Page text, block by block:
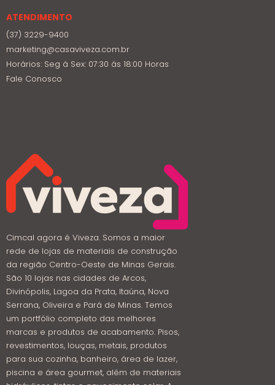
ATENDIMENTO
(37) 3229-9400
marketing@casaviveza.com.br
Horários: Seg á Sex: 07:30 ás 18:00 Horas
Fale Conosco
Cimcal agora é Viveza. Somos a maior
rede de lojas de materiais de construção
da região Centro-Oeste de Minas Gerais.
São 10 lojas nas cidades de Arcos,
Divinópolis, Lagoa da Prata, Itaúna, Nova
Serrana, Oliveira e Pará de Minas. Temos
um portfólio completo das melhores
marcas e produtos de acabamento. Pisos,
revestimentos, louças, metais, produtos
para sua cozinha, banheiro, área de lazer,
piscina e área gourmet, além de materiais